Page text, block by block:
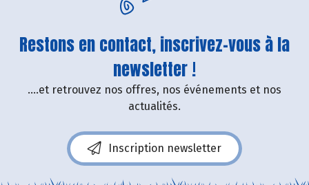
Restons en contact, inscrivez-vous à la
newsletter !
....et retrouvez nos offres, nos événements et nos
actualités.
Inscription newsletter